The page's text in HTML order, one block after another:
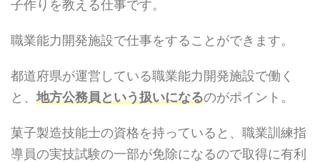
子作りを教える仕事です。
職業能力開発施設で仕事をすることができます。
都道府県が運営している職業能力開発施設で働く
と、 地方公務員という扱いになるのがポイント。
菓子製造技能士の資格を持っていると、職業訓練指
導員の実技試験の一部が免除になるので取得に有利